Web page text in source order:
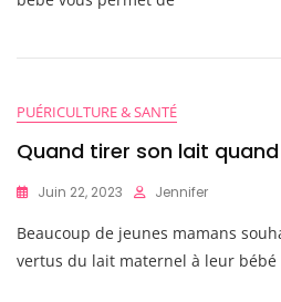
PUÉRICULTURE & SANTÉ
Quand tirer son lait
Juin 22, 2023 Jennifer
Beaucoup de jeunes mamans
vertus du lait maternel à leur bébé